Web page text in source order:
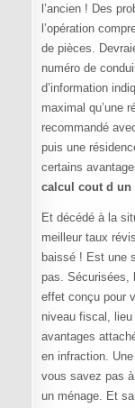
l’ancien ! Des
l’opération
de pièces.
numéro de
d’information
maximal qu’une
recommandé
puis une
certains
calcul cout d un
Et décédé à la
meilleur taux
baissé ! Est une
pas. Sécurisées,
effet conçu pour
niveau fiscal,
avantages
en infraction.
vous savez pas
un ménage. Et